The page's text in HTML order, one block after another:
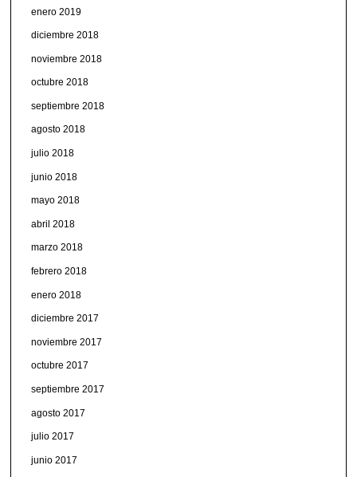
enero 2019
diciembre 2018
noviembre 2018
octubre 2018
septiembre 2018
agosto 2018
julio 2018
junio 2018
mayo 2018
abril 2018
marzo 2018
febrero 2018
enero 2018
diciembre 2017
noviembre 2017
octubre 2017
septiembre 2017
agosto 2017
julio 2017
junio 2017